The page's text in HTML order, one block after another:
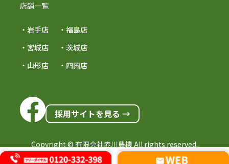
店舗一覧
・岩手店
・宮城店
・山形店
・福島店
・茨城店
・四国店
採用サイトを見る →
Copyright © 有限会社赤川農機 All rights reserved.